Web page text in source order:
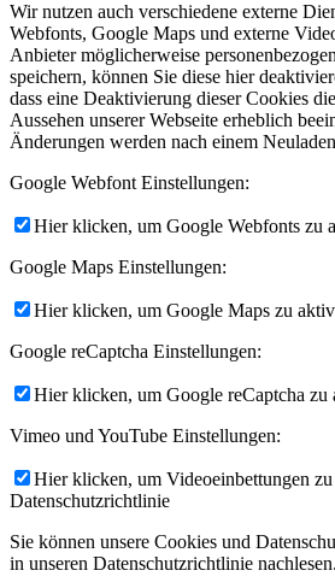
Wir nutzen auch verschiedene externe
Webfonts, Google Maps und externe
Anbieter möglicherweise
speichern, können Sie diese hier
dass eine Deaktivierung dieser Cookies
Aussehen unserer Webseite erheblich
Änderungen werden nach einem
Google Webfont Einstellungen:
Hier klicken, um Google Webfonts zu
Google Maps Einstellungen:
Hier klicken, um Google Maps zu
Google reCaptcha Einstellungen:
Hier klicken, um Google reCaptcha zu
Vimeo und YouTube Einstellungen:
Hier klicken, um Videoeinbettungen
Datenschutzrichtlinie
Sie können unsere Cookies und
in unseren Datenschutzrichtlinie nachlesen.